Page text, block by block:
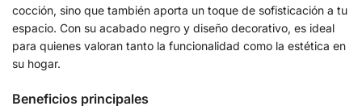
cocción, sino que también aporta un toque de sofisticación a tu
espacio. Con su acabado negro y diseño decorativo, es ideal
para quienes valoran tanto la funcionalidad como la estética en
su hogar.
Beneficios principales